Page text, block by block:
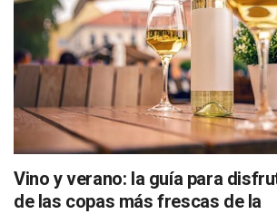
Vino y verano: la guía para
de las copas más frescas de la